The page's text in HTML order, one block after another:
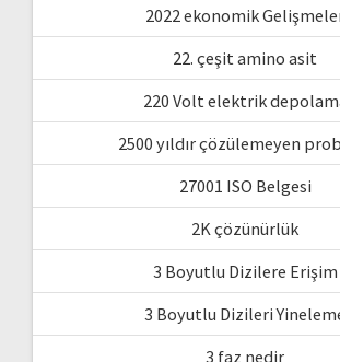
2022 ekonomik
22. çeşit amino asit
220 Volt elektrik
2500 yıldır çözülemeyen
27001 ISO Belgesi
2K çözünürlük
3 Boyutlu Dizilere Erişim
3 Boyutlu Dizileri
3 faz nedir